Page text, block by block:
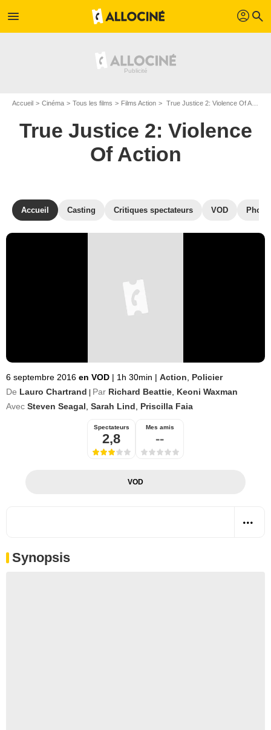
menu profil search
Accueil Cinéma Tous les films Films Action True Justice 2: Violence Of Action de Lauro Chartrand
True Justice 2: Violence
Of Action
Accueil Casting Critiques spectateurs VOD
6 septembre 2016 en VOD | 1h 30min | Action
Policier
De Lauro Chartrand Par Richard Beattie Keoni Waxman
Avec Steven Seagal Sarah Lind Priscilla Faia
Spectateurs
2,8
Mes amis
--
VOD
Synopsis